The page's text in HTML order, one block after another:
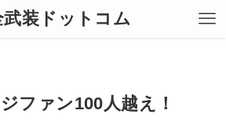
武装ドットコム
ファン100人越え！